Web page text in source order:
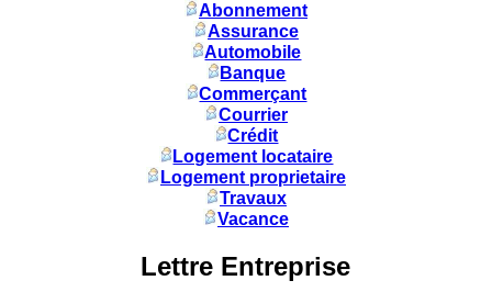
Abonnement
Assurance
Automobile
Banque
Commerçant
Courrier
Crédit
Logement locataire
Logement proprietaire
Travaux
Vacance
Lettre Entreprise